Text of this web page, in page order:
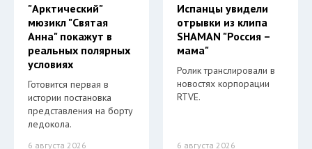
"Арктический"
мюзикл "Святая
Анна" покажут в
реальных полярных
условиях
Готовится первая в
истории постановка
представления на борту
ледокола.
6 августа 2026
Испанцы увидели
отрывки из клипа
SHAMAN "Россия –
мама"
Ролик транслировали в
новостях корпорации
RTVE.
6 августа 2026